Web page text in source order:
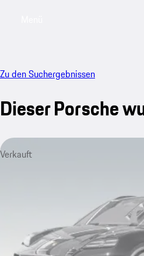
Zu den Suchergebnissen
Dieser Porsche
Verkauft